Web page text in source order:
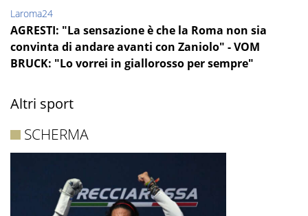
Laroma24
AGRESTI: "La sensazione è che la Roma non sia
convinta di andare avanti con Zaniolo" - VOM
BRUCK: "Lo vorrei in giallorosso per sempre"
Altri sport
SCHERMA